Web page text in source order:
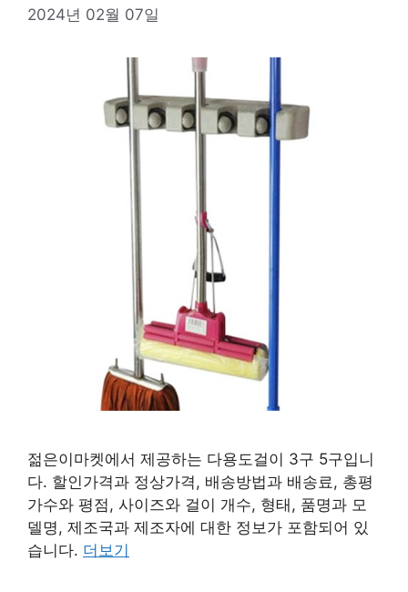
2024년 02월 07일
젊은이마켓에서 제공하는 다용도걸이 3구 5구입니
다. 할인가격과 정상가격, 배송방법과 배송료, 총평
가수와 평점, 사이즈와 걸이 개수, 형태, 품명과 모
델명, 제조국과 제조자에 대한 정보가 포함되어 있
습니다. 더보기